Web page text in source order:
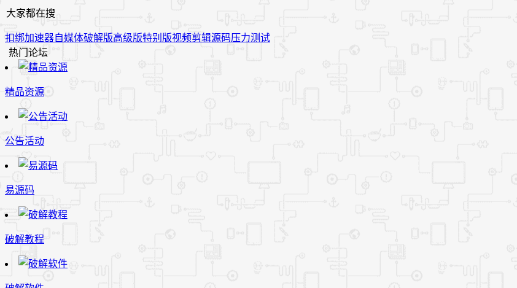
大家都在搜
扣绑加速器自媒体破解版高级版特别版视频剪辑源码压力测试
热门论坛
精品资源
公告活动
易源码
破解教程